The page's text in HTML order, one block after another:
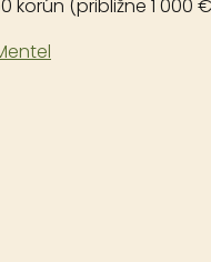
korún (približne 1 000